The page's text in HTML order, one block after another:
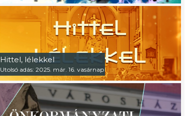
Hittel, lélekkel
Utolsó adás: 2025. már. 16. vasárnap